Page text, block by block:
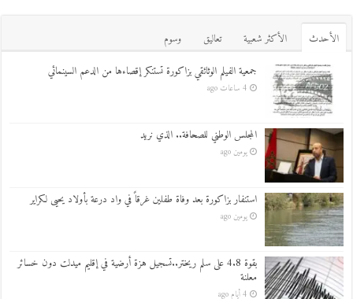
اﻷحدث اﻷكثر شعبية تعاليق
وسوم
جمعية الفيلم الوثائقي بزاكورة تستنكر إقصاءها من الدعم السينمائي
4 ساعات ago
المجلس الوطني للصحافة.. الذي نريد
يومين ago
استنفار بزاكورة بعد وفاة طفلين غرقاً في واد درعة بأولاد يحيى لكراير
يومين ago
بقوة 4.8 على سلم ريختر..تسجيل هزة أرضية في إقليم ميدلت دون خسائر
معلنة
4 أيام ago